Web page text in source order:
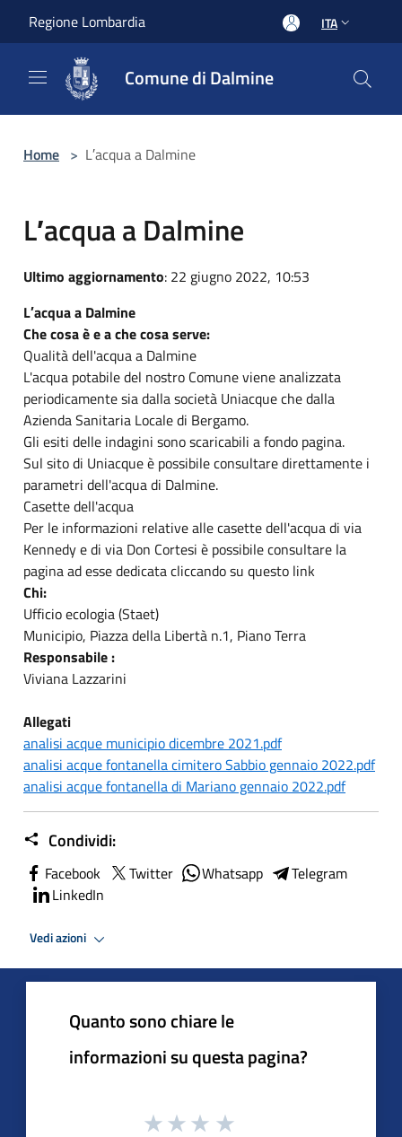
Regione Lombardia ITA
Comune di Dalmine
Home > L′acqua a Dalmine
L′acqua a Dalmine
Ultimo aggiornamento: 22 giugno 2022, 10:53
L′acqua a Dalmine
Che cosa è e a che cosa serve:
Qualità dell'acqua a Dalmine
L'acqua potabile del nostro Comune viene analizzata
periodicamente sia dalla società Uniacque che dalla
Azienda Sanitaria Locale di Bergamo.
Gli esiti delle indagini sono scaricabili a fondo pagina.
Sul sito di Uniacque è possibile consultare direttamente i
parametri dell'acqua di Dalmine.
Casette dell'acqua
Per le informazioni relative alle casette dell'acqua di via
Kennedy e di via Don Cortesi è possibile consultare la
pagina ad esse dedicata cliccando su questo link
Chi:
Ufficio ecologia (Staet)
Municipio, Piazza della Libertà n.1, Piano Terra
Responsabile :
Viviana Lazzarini
Allegati
analisi acque municipio dicembre 2021.pdf
analisi acque fontanella cimitero Sabbio gennaio 2022.pdf
analisi acque fontanella di Mariano gennaio 2022.pdf
Condividi:
Facebook Twitter Whatsapp
Telegram
LinkedIn
Vedi azioni
Quanto sono chiare le
informazioni su questa pagina?